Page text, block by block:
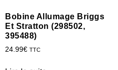
Bobine Allumage Briggs
Et Stratton (298502,
395488)
24.99€ TTC